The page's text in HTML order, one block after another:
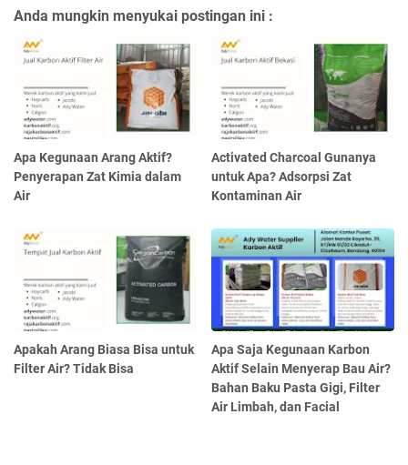
Anda mungkin menyukai postingan ini :
Apa Kegunaan Arang Aktif?
Penyerapan Zat Kimia dalam
Air
Activated Charcoal Gunanya
untuk Apa? Adsorpsi Zat
Kontaminan Air
Apakah Arang Biasa Bisa untuk
Filter Air? Tidak Bisa
Apa Saja Kegunaan Karbon
Aktif Selain Menyerap Bau Air?
Bahan Baku Pasta Gigi, Filter
Air Limbah, dan Facial